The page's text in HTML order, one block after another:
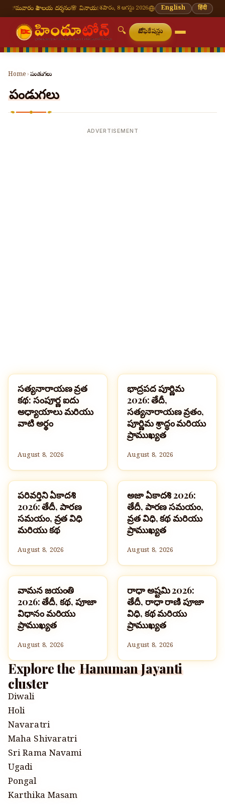
శివాలయ దర్శనం🌸 వినాయక చవితి — భాద్రపద శుద్ధ చవితి⛩ తిరుమల తిరుపతి — నేటి
శనివారం, 8 ఆగస్టు 2026 English हिंदी
🔍 నోటిఫికేషన్లు
Home › పండుగలు
పండుగలు
ADVERTISEMENT
పండుగలు
సత్యనారాయణ వ్రత
కథ: సంపూర్ణ ఐదు
అధ్యాయాలు మరియు
వాటి అర్థం
August 8, 2026
పండుగలు
భాద్రపద పూర్ణిమ
2026: తేదీ,
సత్యనారాయణ వ్రతం,
పూర్ణిమ శ్రాద్ధం మరియు
ప్రాముఖ్యత
August 8, 2026
పండుగలు
పరివర్తిని ఏకాదశి
2026: తేదీ, పారణ
సమయం, వ్రత విధి
మరియు కథ
August 8, 2026
పండుగలు
అజా ఏకాదశి 2026:
తేదీ, పారణ సమయం,
వ్రత విధి, కథ మరియు
ప్రాముఖ్యత
August 8, 2026
పండుగలు
వామన జయంతి
2026: తేదీ, కథ, పూజా
విధానం మరియు
ప్రాముఖ్యత
August 8, 2026
పండుగలు
రాధా అష్టమి 2026:
తేదీ, రాధా రాణి పూజా
విధి, కథ మరియు
ప్రాముఖ్యత
August 8, 2026
Explore the Hanuman Jayanti
cluster
Diwali
Holi
Navaratri
Maha Shivaratri
Sri Rama Navami
Ugadi
Pongal
Karthika Masam